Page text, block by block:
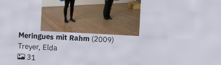
Meringues mit Rahm(2009)
Treyer, Elda
31